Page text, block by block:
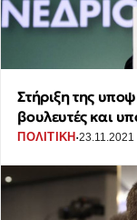
Στήριξη της
βουλευτές και
ΠΟΛΙΤΙΚΗ ·23.11.2021